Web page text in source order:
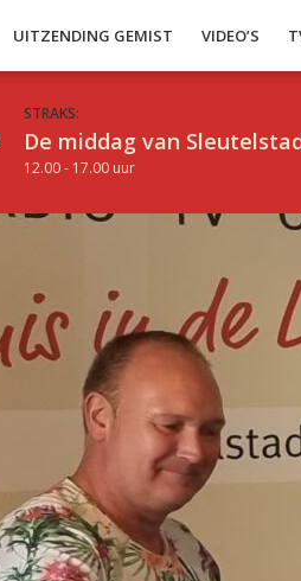
UITZENDING GEMIST VIDEO’S
STRAKS:
De middag van
12.00 - 17.00 uur